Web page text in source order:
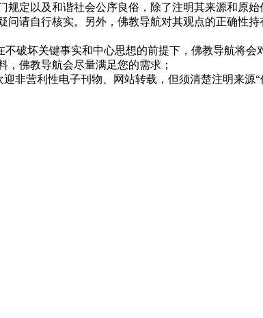
规定以及和谐社会公序良俗，除了注明其来源和原
请自行核实。另外，佛教导航对其观点的正确性
破坏关键事实和中心思想的前提下，佛教导航将
佛教导航会尽量满足您的需求；
营利性电子刊物、网站转载，但须清楚注明来源“